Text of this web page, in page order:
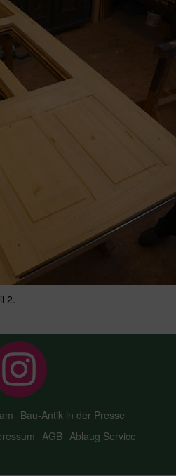
2.
Bau-Antik in der Presse
AGB Ablaug Service